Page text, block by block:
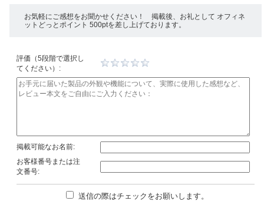
お気軽にご感想をお聞かせください！ 掲載後、お礼として オフィネ
ットどっとポイント 500ptを差し上げております。
評価（5段階で選択し
てください）:
掲載可能なお名前:
お客様番号または注
文番号:
送信の際はチェックをお願いします。